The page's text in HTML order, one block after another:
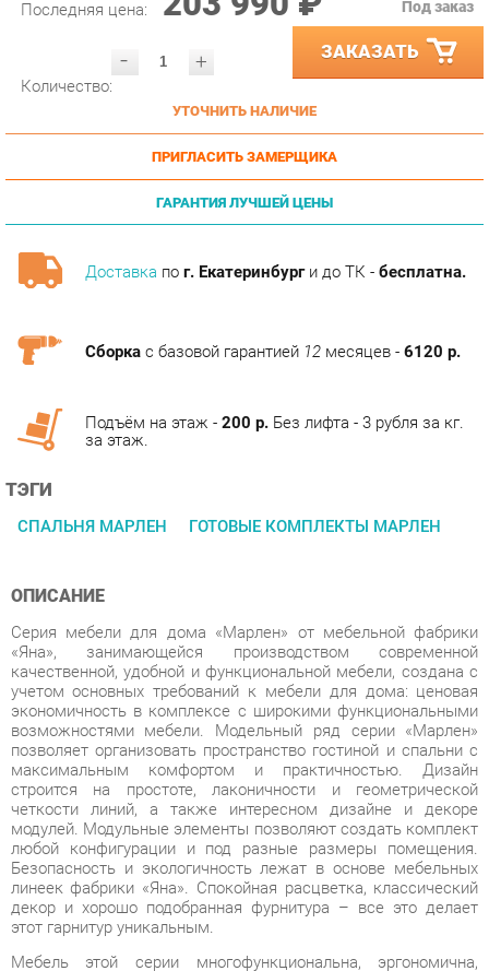
- ЗАКАЗАТЬ
УТОЧНИТЬ НАЛИЧИЕ
ПРИГЛАСИТЬ ЗАМЕРЩИКА
ГАРАНТИЯ ЛУЧШЕЙ ЦЕНЫ
Доставкапог. Екатеринбурги до ТК -бесплатна.
ТЭГИ
ОПИСАНИЕ
«Яна», занимающейся производством современной
качественной, удобной и функциональной мебели, создана с
учетом основных требований к мебели для дома: ценовая
экономичность в комплексе с широкими функциональными
возможностями мебели. Модельный ряд серии «Марлен»
позволяет организовать пространство гостиной и спальни с
максимальным комфортом и практичностью. Дизайн
строится на простоте, лаконичности и геометрической
четкости линий, а также интересном дизайне и декоре
модулей. Модульные элементы позволяют создать комплект
любой конфигурации и под разные размеры помещения.
Безопасность и экологичность лежат в основе мебельных
линеек фабрики «Яна». Спокойная расцветка, классический
декор и хорошо подобранная фурнитура – все это делает
этот гарнитур уникальным.
Мебель этой серии многофункциональна, эргономична,
удобна, проста и долговечна в процессе эксплуатации
(покрытие материалов обеспечивает защиту от истирания,
отличный вариант для построения оптимального